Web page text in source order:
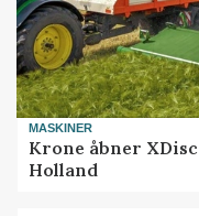
MASKINER
Krone åbner
Holland